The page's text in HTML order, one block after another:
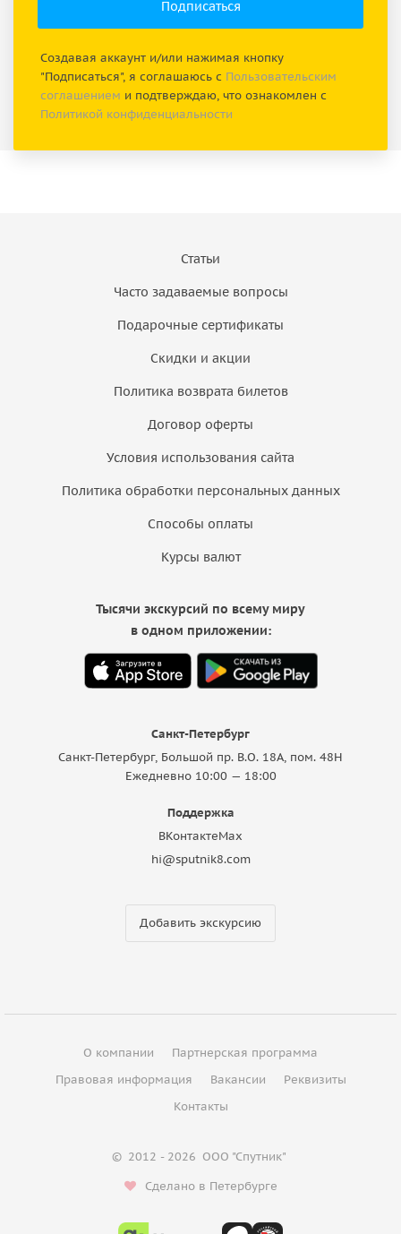
Создавая аккаунт и/или нажимая кнопку
"Подписаться", я соглашаюсь с Пользовательским
соглашением и подтверждаю, что ознакомлен с
Политикой конфиденциальности
Статьи
Часто задаваемые вопросы
Подарочные сертификаты
Скидки и акции
Политика возврата билетов
Договор оферты
Условия использования сайта
Политика обработки персональных данных
Способы оплаты
Курсы валют
Санкт-Петербург
Санкт-Петербург, Большой пр. В.О. 18A, пом. 48Н
Ежедневно 10:00 — 18:00
Поддержка
ВКонтактеMax
hi@sputnik8.com
Добавить экскурсию
Тысячи экскурсий по всему миру
в одном приложении:
О компании
Партнерская программа
Правовая информация
Вакансии
Реквизиты
Контакты
© 2012 - 2026 ООО "Спутник"
Сделано в Петербурге